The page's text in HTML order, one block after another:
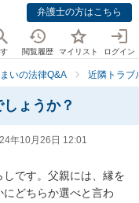
弁護士の方はこちら
閲覧履歴 マイリスト ログイン
いの法律Q&A 近隣トラブ
ょうか？
年10月26日 12:01
です。父親には、縁を
どちらか選べと言わ